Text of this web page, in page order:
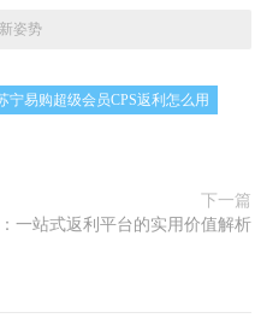
姿势
宁易购超级会员CPS返利怎么用
下一篇
一站式返利平台的实用价值解析